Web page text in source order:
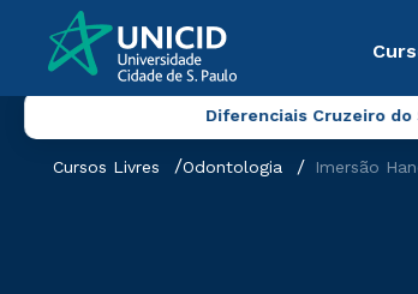
Diferenciais Cruzeiro do
Cursos Livres Odontologia Imersão